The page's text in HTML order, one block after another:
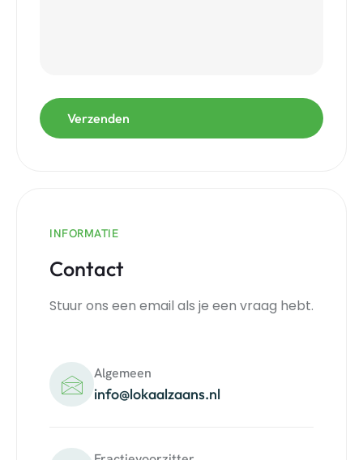
INFORMATIE
Contact
Stuur ons een email als je een vraag hebt.
Algemeen
info@lokaalzaans.nl